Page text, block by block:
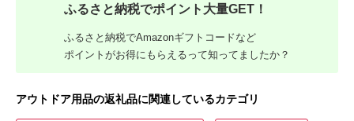
ふるさと納税でポイント大量GET！
ふるさと納税でAmazonギフトコードなど
ポイントがお得にもらえるって知ってましたか？
アウトドア用品の返礼品に関連しているカテゴリ